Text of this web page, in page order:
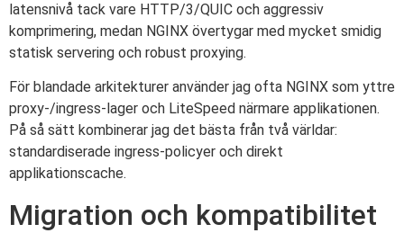
latensnivå tack vare HTTP/3/QUIC och aggressiv
komprimering, medan NGINX övertygar med mycket smidig
statisk servering och robust proxying.
För blandade arkitekturer använder jag ofta NGINX som yttre
proxy-/ingress-lager och LiteSpeed närmare applikationen.
På så sätt kombinerar jag det bästa från två världar:
standardiserade ingress-policyer och direkt
applikationscache.
Migration och kompatibilitet